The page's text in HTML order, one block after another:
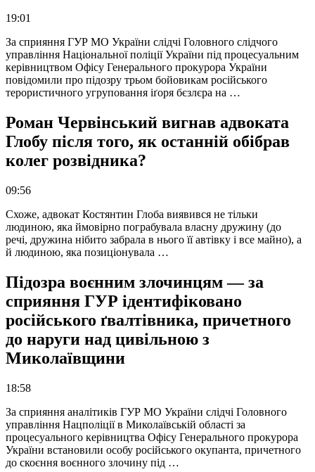
19:01
За сприяння ГУР МО України слідчі Головного слідчого
управління Національної поліції України під процесуальним
керівництвом Офісу Генерального прокурора України
повідомили про підозру трьом бойовикам російського
терористичного угруповання іґоря бєзлєра на …
Роман Червінський вигнав адвоката
Глобу після того, як останній обібрав
колег розвідника?
09:56
Схоже, адвокат Костянтин Глоба виявився не тільки
людиною, яка ймовірно пограбувала власну дружину (до
речі, дружина нібито забрала в нього її автівку і все майно), а
й людиною, яка позиціонувала …
Підозра воєнним злочинцям — за
сприяння ГУР ідентифіковано
російського ґвалтівника, причетного
до наруги над цивільною з
Миколаївщини
18:58
За сприяння аналітиків ГУР МО України слідчі Головного
управління Нацполіції в Миколаївській області за
процесуального керівництва Офісу Генерального прокурора
України встановили особу російського окупанта, причетного
до скоєння воєнного злочину під …